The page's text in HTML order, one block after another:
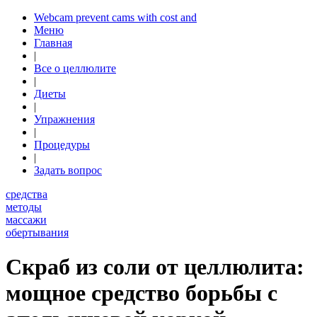
Webcam prevent cams with cost and
Меню
Главная
|
Все о целлюлите
|
Диеты
|
Упражнения
|
Процедуры
|
Задать вопрос
средства
методы
массажи
обертывания
Скраб из соли от целлюлита:
мощное средство борьбы с